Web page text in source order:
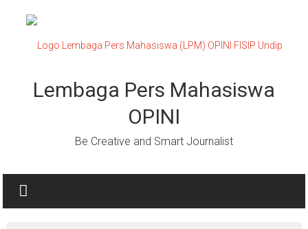
Lembaga Pers Mahasiswa
OPINI
Be Creative and Smart Journalist